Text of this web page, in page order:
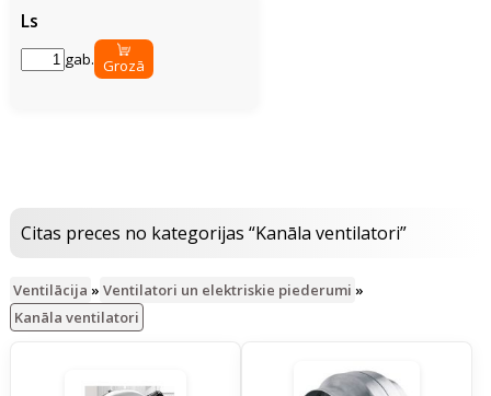
Ls
gab. Grozā
Citas preces no kategorijas “Kanāla ventilatori”
Ventilācija » Ventilatori un elektriskie piederumi »
Kanāla ventilatori